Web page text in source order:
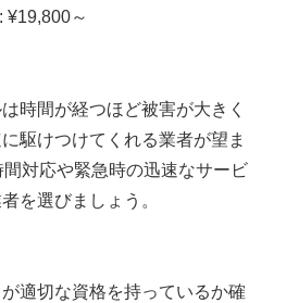
¥19,800～
時間が経つほど被害が大きく
駆けつけてくれる業者が望ま
間対応や緊急時の迅速なサービ
を選びましょう。
適切な資格を持っているか確